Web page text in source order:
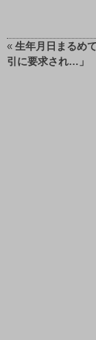
« 生年月日まるめ
引に要求され…」